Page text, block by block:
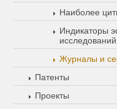
Наиболее
Индикаторы
Журналы и
Патенты
Проекты